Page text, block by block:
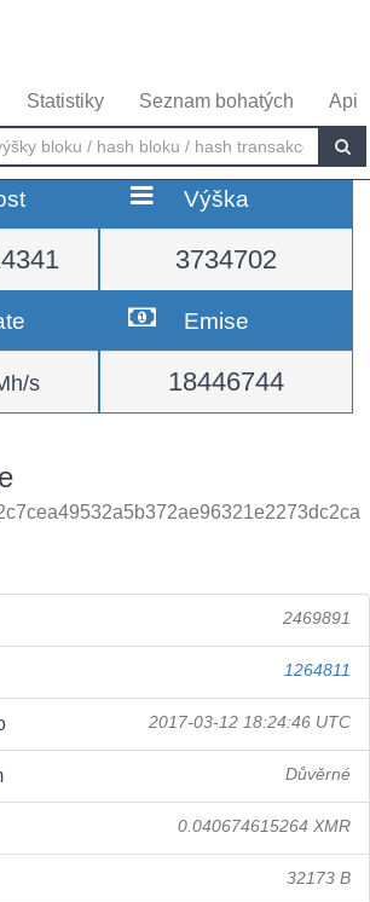
Statistiky Seznam bohatých Api
Výška
3734702
s
Emise
18446744
2469891
1264811
2017-03-12 18:24:46 UTC
Důvěrné
0.040674615264 XMR
32173 B